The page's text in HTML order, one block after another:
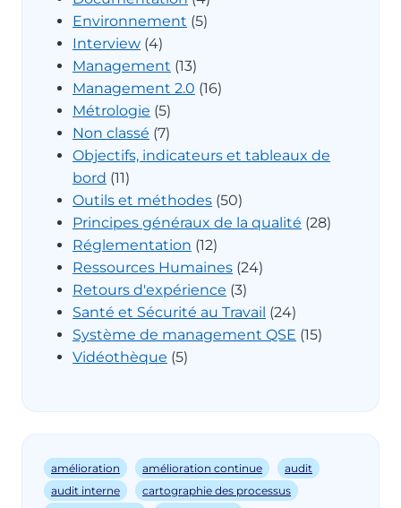
Environnement (5)
Interview (4)
Management (13)
Management 2.0 (16)
Métrologie (5)
Non classé (7)
Objectifs, indicateurs et tableaux de
bord (11)
Outils et méthodes (50)
Principes généraux de la qualité (28)
Réglementation (12)
Ressources Humaines (24)
Retours d'expérience (3)
Santé et Sécurité au Travail (24)
Système de management QSE (15)
Vidéothèque (5)
amélioration amélioration continue
audit
audit interne
cartographie des processus